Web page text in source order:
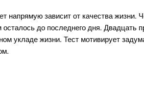
напрямую зависит от качества
до последнего дня. Двадцать
укладе жизни. Тест мотивирует